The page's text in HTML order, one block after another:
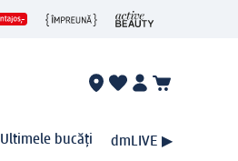
Ultimele bucăți dmLIVE ▶